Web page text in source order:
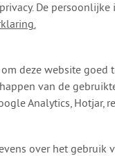
De
deze website
van de
Analytics, Hotjar,
over het gebruik